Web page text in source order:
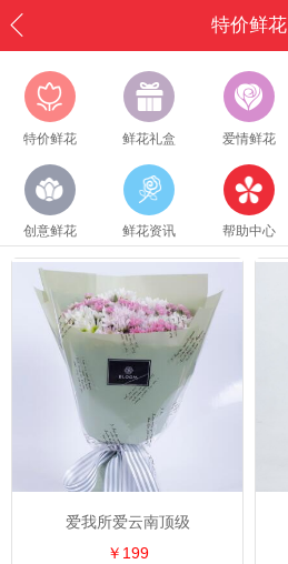
特价鲜花
特价鲜花 鲜花礼盒 爱情鲜花
创意鲜花 鲜花资讯 帮助中心
爱我所爱云南顶级
￥199